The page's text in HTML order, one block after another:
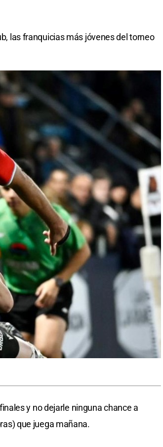
las franquicias más jóvenes del torneo
y no dejarle ninguna chance a
que juega mañana.